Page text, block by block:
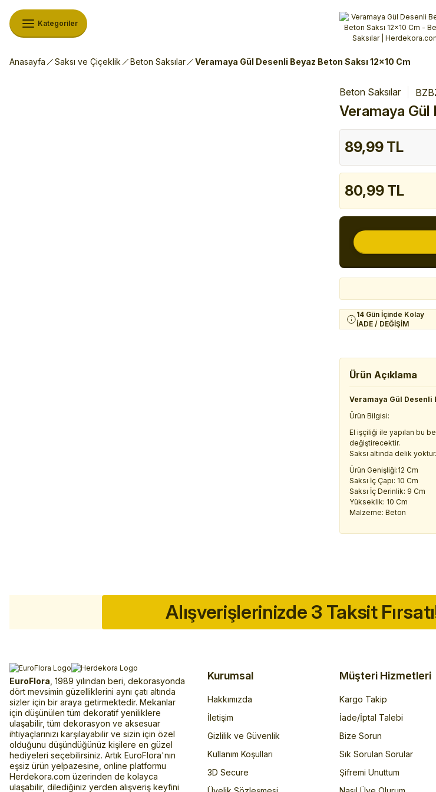
Alışverişlerinizde 3 Taksit Fırsatı!İlk
%10 Havale İndirimiŞimdi
Kategoriler
Anasayfa Saksı ve Çiçeklik Beton Saksılar Veramaya Gül Desenli Beyaz Beton Saksı 12x10 Cm
Beton Saksılar
Veramaya Gül
89,99 TL
80,99 TL
14 Gün İçinde Kolay
İADE / DEĞİŞİM
Ürün Açıklama
Veramaya Gül Desenli
Ürün Bilgisi:
El işçiliği ile yapılan bu
değiştirecektir.
Saksı altında delik yoktur.
Ürün Genişliği:12 Cm
Saksı İç Çapı: 10 Cm
Saksı İç Derinlik: 9 Cm
Yükseklik: 10 Cm
Malzeme: Beton
Alışverişlerinizde 3 Taksit
EuroFlora , 1989 yılından beri, dekorasyonda
dört mevsimin güzelliklerini aynı çatı altında
sizler için bir araya getirmektedir. Mekanlar
için düşünülen tüm dekoratif yeniliklere
ulaşabilir, tüm dekorasyon ve aksesuar
ihtiyaçlarınızı karşılayabilir ve sizin için özel
olduğunu düşündüğünüz kişilere en güzel
hediyeleri seçebilirsiniz. Artık EuroFlora'nın
eşsiz ürün yelpazesine, online platformu
Herdekora.com üzerinden de kolayca
ulaşabilir, dilediğiniz yerden alışveriş keyfini
Kurumsal
Hakkımızda
İletişim
Gizlilik ve Güvenlik
Kullanım Koşulları
3D Secure
Müşteri Hizmetleri
Kargo Takip
İade/İptal Talebi
Bize Sorun
Sık Sorulan Sorular
Şifremi Unuttum